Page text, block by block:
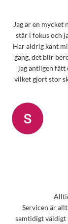
Jag är en mycket
står i fokus och
Har aldrig känt
gäng, det blir
jag äntligen fått
vilket gjort stor
Servicen är
samtidigt väldigt